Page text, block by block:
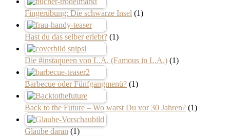
Fingerübung: Die schwarze Insel (1)
Hast du das selber erlebt? (1)
Die #instaqueen von L.A. (Famous in L.A.) (1)
Barbecue oder Fünfgangmenü? (1)
Back to the Future – Wo warst Du vor 30 Jahren? (1)
Glaube daran (1)